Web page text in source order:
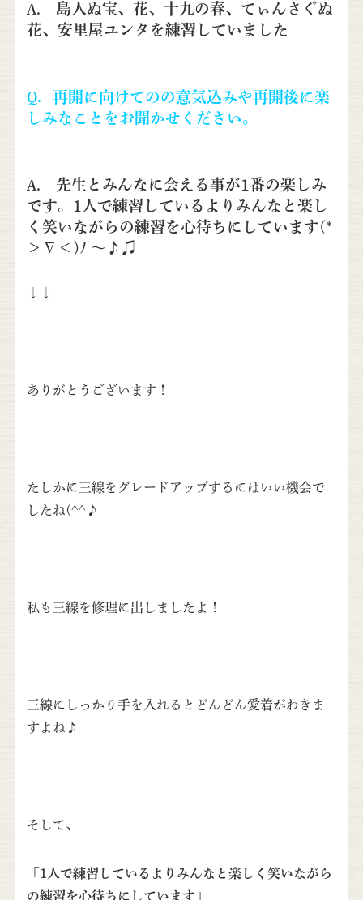
A. 島人ぬ宝、花、十九の春、てぃんさぐぬ
花、安里屋ユンタを練習していました
Q．再開に向けてのの意気込みや再開後に楽
しみなことをお聞かせください。
A. 先生とみんなに会える事が1番の楽しみ
です。1人で練習しているよりみんなと楽し
く笑いながらの練習を心待ちにしています(*
＞∇＜)ﾉ 〜♪♫
↓↓
ありがとうございます！
たしかに三線をグレードアップするにはいい機会で
したね(^^♪
私も三線を修理に出しましたよ！
三線にしっかり手を入れるとどんどん愛着がわきま
すよね♪
そして、
「1人で練習しているよりみんなと楽しく笑いながら
の練習を心待ちにしています」